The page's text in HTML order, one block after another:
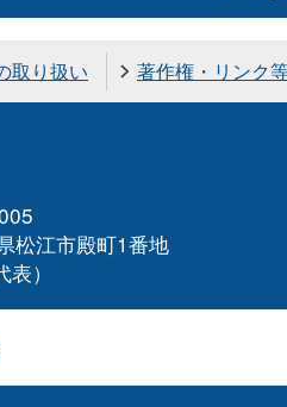
取り扱い 著作権・リンク
江市殿町1番地
）